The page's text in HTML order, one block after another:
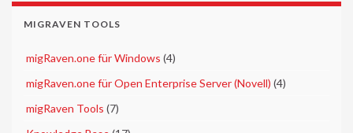
MIGRAVEN TOOLS
migRaven.one für Windows (4)
migRaven.one für Open Enterprise Server (Novell) (4)
migRaven Tools (7)